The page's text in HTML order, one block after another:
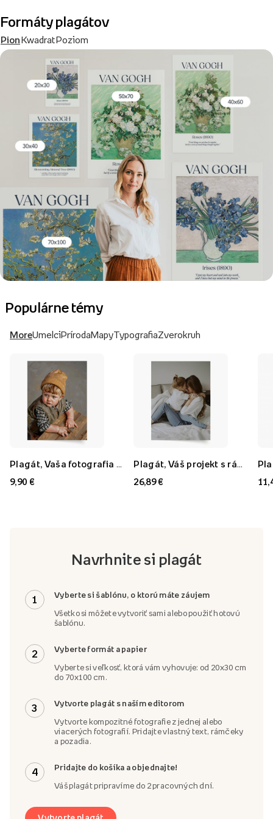
Formáty plagátov
PionKwadratPoziom
Populárne témy
MoreUmelciPrírodaMapyTypografiaZverokruh
9,90 €
26,89 €
Navrhnite si plagát
1 Vyberte si šablónu, o ktorú máte záujem
Všetko si môžete vytvoriť sami alebo použiť hotovú
šablónu.
2 Vyberte formát a papier
Vyberte si veľkosť, ktorá vám vyhovuje: od 20x30 cm
do 70x100 cm.
3 Vytvorte plagát s naším editorom
Vytvorte kompozitné fotografie z jednej alebo
viacerých fotografií. Pridajte vlastný text, rámčeky
a pozadia.
4 Pridajte do košíka a objednajte!
Váš plagát pripravíme do 2 pracovných dní.